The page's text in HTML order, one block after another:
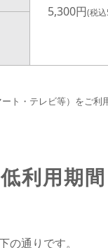
5,300円(税
ト・テレビ等）をご利
利用期
の通りです。